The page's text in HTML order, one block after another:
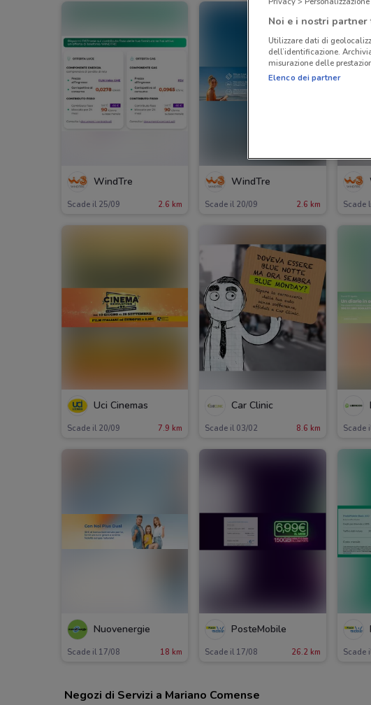
WindTre
Scade il 25/09 2.6 km
WindTre
Scade il 20/09 2.6 km Scade
Uci Cinemas
Scade il 20/09 7.9 km
Car Clinic
Scade il 03/02 8.6 km Scade
Nuovenergie
Scade il 17/08 18 km
PosteMobile
Scade il 17/08 26.2 km Scade
Negozi di Servizi a Mariano Comense
Noi e i nostri
Utilizzare dati di
dell’identificazione.
misurazione delle
Elenco dei partner